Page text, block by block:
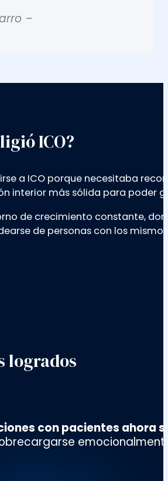
–
ICO?
a ICO porque necesitaba
interior más sólida para poder
de crecimiento constante,
de personas con los
logrados
con pacientes ahora